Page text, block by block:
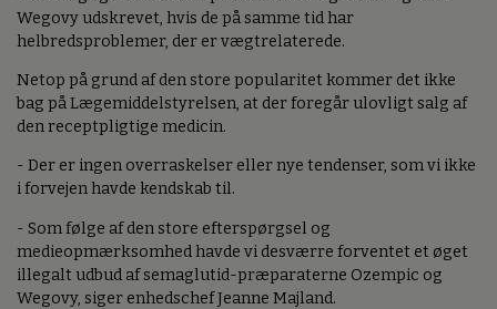
Wegovy udskrevet, hvis de på samme tid har
helbredsproblemer, der er vægtrelaterede.
Netop på grund af den store popularitet kommer det ikke
bag på Lægemiddelstyrelsen, at der foregår ulovligt salg af
den receptpligtige medicin.
- Der er ingen overraskelser eller nye tendenser, som vi ikke
i forvejen havde kendskab til.
- Som følge af den store efterspørgsel og
medieopmærksomhed havde vi desværre forventet et øget
illegalt udbud af semaglutid-præparaterne Ozempic og
Wegovy, siger enhedschef Jeanne Majland.